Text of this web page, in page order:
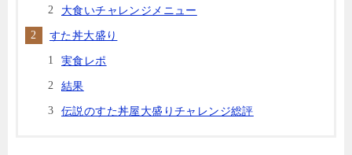
大食いチャレンジメニュー
すた丼大盛り
実食レポ
結果
伝説のすた丼屋大盛りチャレンジ総評